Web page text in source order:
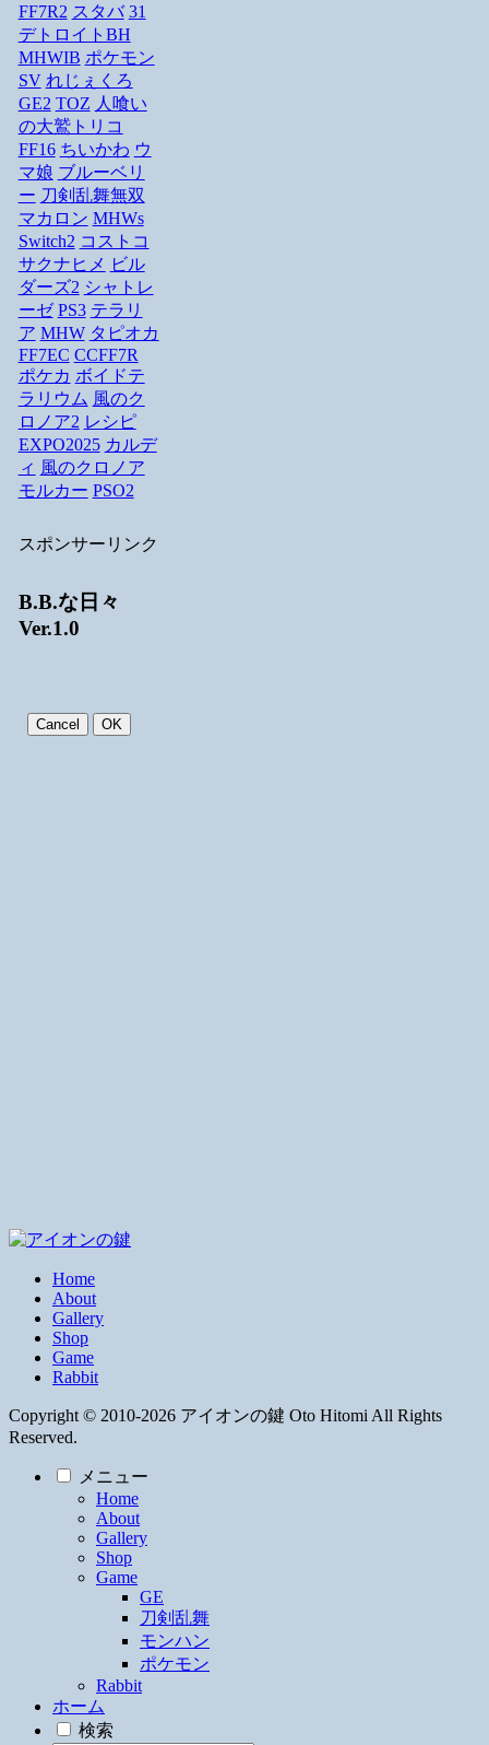
FF7R2 スタバ 31
デトロイトBH
MHWIB ポケモン
SV れじぇくろ
GE2 TOZ 人喰い
の大鷲トリコ
FF16 ちいかわ ウ
マ娘 ブルーベリ
ー 刀剣乱舞無双
マカロン MHWs
Switch2 コストコ
サクナヒメ ビル
ダーズ2 シャトレ
ーゼ PS3 テラリ
ア MHW タピオカ
FF7EC CCFF7R
ポケカ ボイドテ
ラリウム 風のク
ロノア2 レシピ
EXPO2025 カルデ
ィ 風のクロノア
モルカー PSO2
スポンサーリンク
B.B.な日々
Ver.1.0
Home
About
Gallery
Shop
Game
Rabbit
Copyright © 2010-2026 アイオンの鍵 Oto Hitomi All Rights
Reserved.
メニュー
Home
About
Gallery
Shop
Game
GE
刀剣乱舞
モンハン
ポケモン
Rabbit
ホーム
検索